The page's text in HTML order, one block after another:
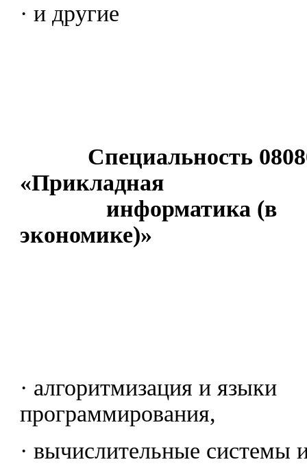
· и другие
Специальность
«Прикладная
информатика (в
экономике)»
· алгоритмизация и языки
программирования,
· вычислительные системы